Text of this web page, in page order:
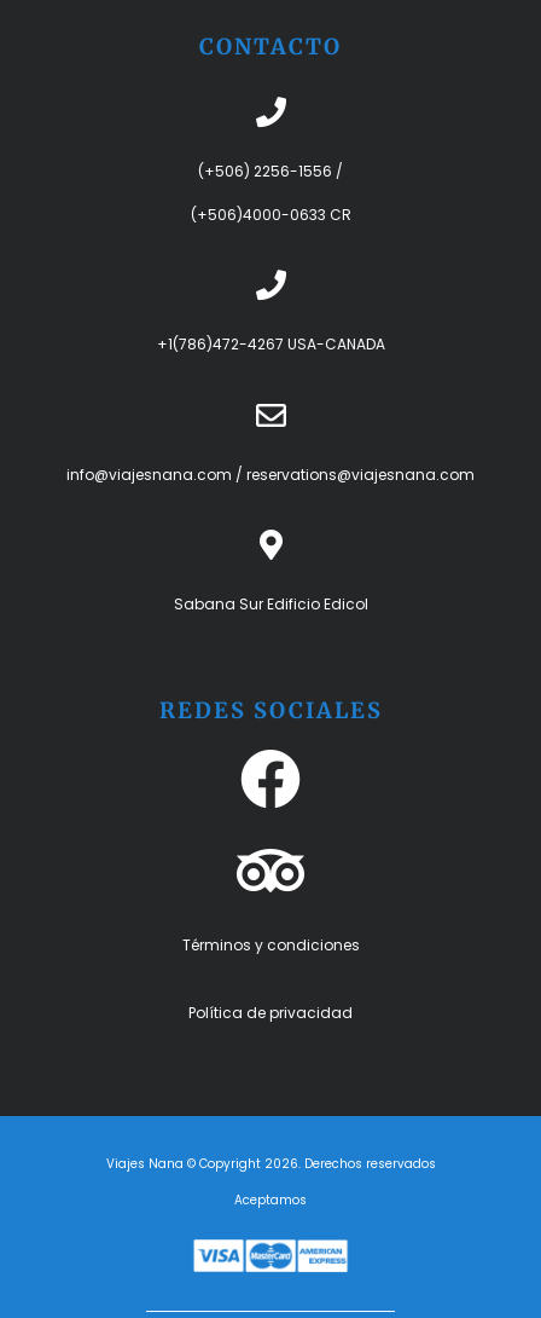
CONTACTO
(+506) 2256-1556 /
(+506)4000-0633 CR
+1(786)472-4267 USA-CANADA
info@viajesnana.com / reservations@viajesnana.com
Sabana Sur Edificio Edicol
REDES SOCIALES
Términos y condiciones
Política de privacidad
Viajes Nana © Copyright 2026. Derechos reservados
Aceptamos